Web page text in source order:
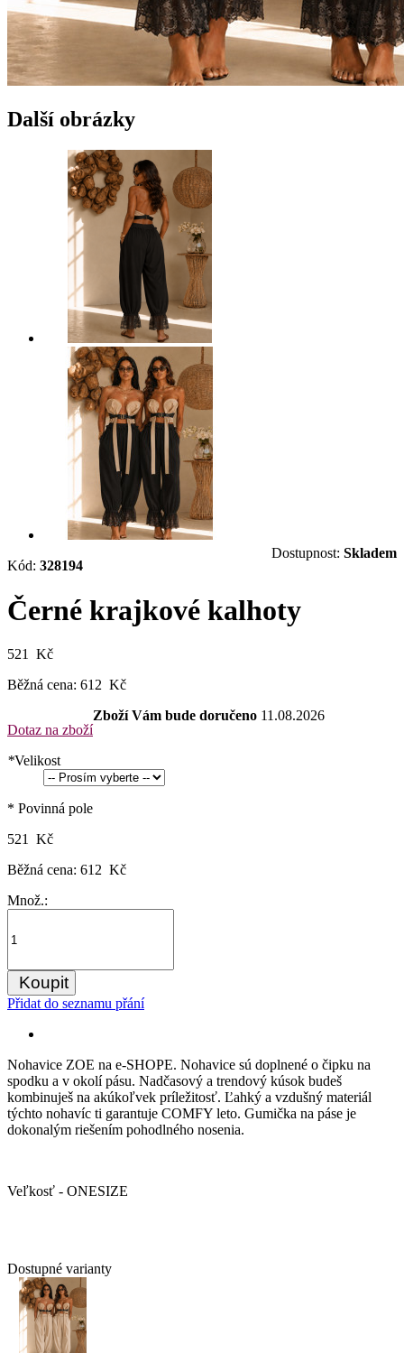
Další obrázky
Kód: 328194
Dostupnost: Skladem
Černé krajkové kalhoty
521 Kč
Běžná cena: 612 Kč
Dotaz na zboží
Zboží Vám bude doručeno 11.08.2026
*Velikost
* Povinná pole
521 Kč
Běžná cena: 612 Kč
Množ.:
Koupit
Přidat do seznamu přání
Nohavice ZOE na e-SHOPE. Nohavice sú doplnené o čipku na
spodku a v okolí pásu. Nadčasový a trendový kúsok budeš
kombinuješ na akúkoľvek príležitosť. Ľahký a vzdušný materiál
týchto nohavíc ti garantuje COMFY leto. Gumička na páse je
dokonalým riešením pohodlného nosenia.
Veľkosť - ONESIZE
Dostupné varianty